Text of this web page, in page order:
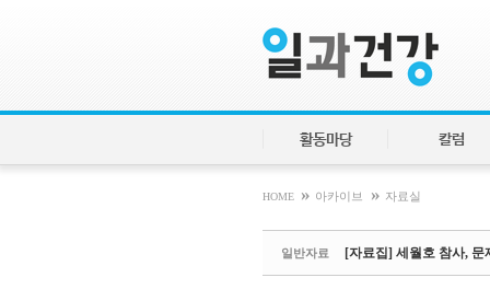
활동마당 칼럼
HOME » 아카이브 » 자료실
일반자료 [자료집] 세월호 참사,